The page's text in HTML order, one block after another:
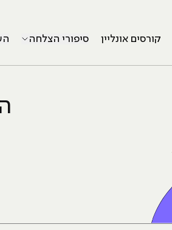
קורסים אונליין סיפורי הצלחה